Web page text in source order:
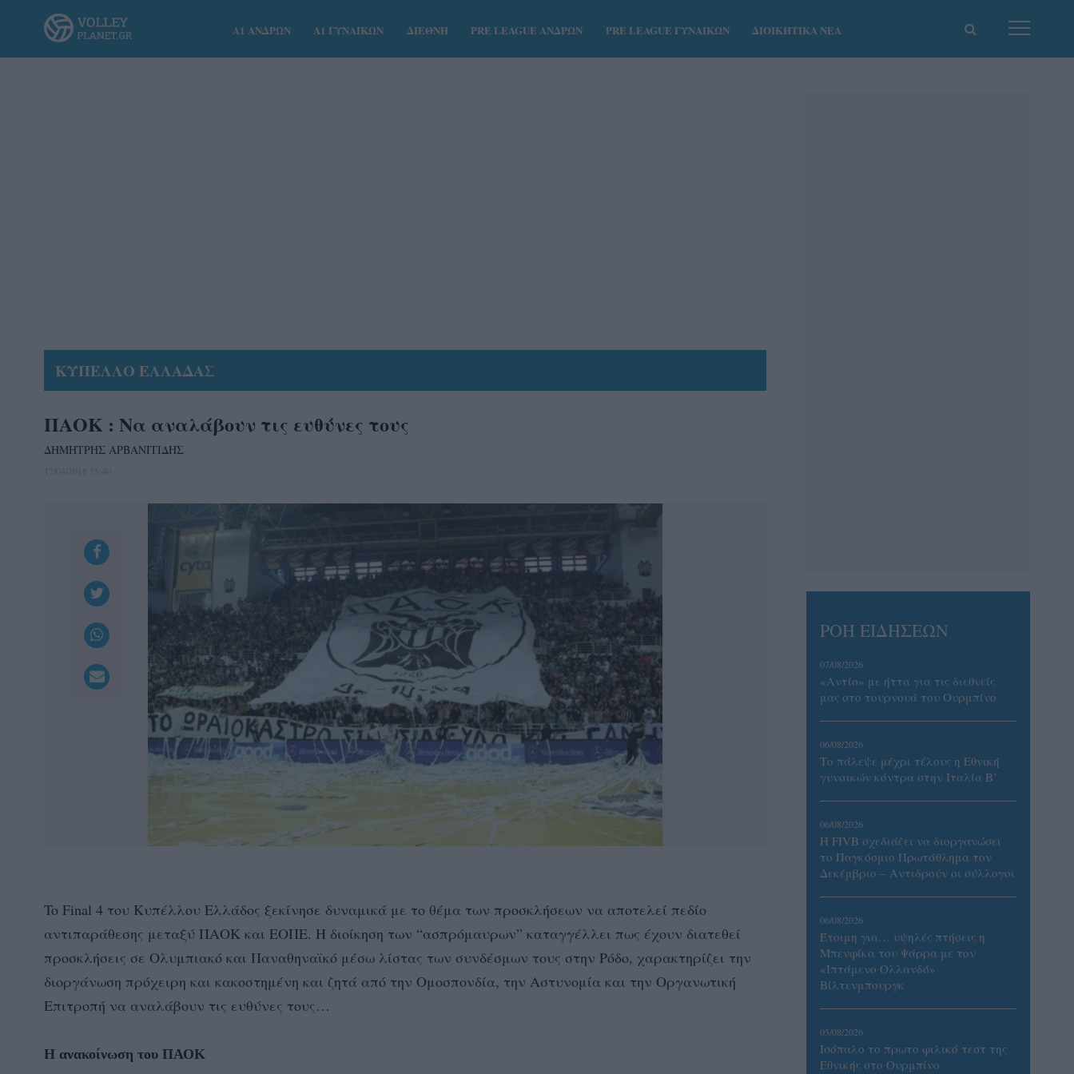
Α1 ΑΝΔΡΩΝ Α1 ΓΥΝΑΙΚΩΝ ΔΙΕΘΝΗ PRE LEAGUE ΑΝΔΡΩΝ PRE LEAGUE ΓΥΝΑΙΚΩΝ ΔΙΟΙΚΗΤΙΚΑ ΝΕΑ
ΚΥΠΕΛΛΟ ΕΛΛΑΔΑΣ
ΠΑΟΚ : Να αναλάβουν τις ευθύνες τους
ΔΗΜΗΤΡΗΣ ΑΡΒΑΝΙΤΙΔΗΣ
To Final 4 του Κυπέλλου Ελλάδος ξεκίνησε δυναμικά με το θέμα των προσκλήσεων να αποτελεί πεδίο
αντιπαράθεσης μεταξύ ΠΑΟΚ και ΕΟΠΕ. Η διοίκηση των “ασπρόμαυρων” καταγγέλλει πως έχουν διατεθεί
προσκλήσεις σε Ολυμπιακό και Παναθηναϊκό μέσω λίστας των συνδέσμων τους στην Ρόδο, χαρακτηρίζει την
διοργάνωση πρόχειρη και κακοστημένη και ζητά από την Ομοσπονδία, την Αστυνομία και την Οργανωτική
Επιτροπή να αναλάβουν τις ευθύνες τους…
Η ανακοίνωση του ΠΑΟΚ
ΡΟΗ ΕΙΔΗΣΕΩΝ
07/08/2026
«Αντίο» με ήττα για τις διεθνείς
μας στο τουρνουά του Ουρμπίνο
06/08/2026
Το πάλεψε μέχρι τέλους η Εθνική
γυναικών κόντρα στην Ιταλία Β’
06/08/2026
Η FIVB σχεδιάζει να διοργανώσει
το Παγκόσμιο Πρωτάθλημα τον
Δεκέμβριο – Αντιδρούν οι σύλλογοι
06/08/2026
Έτοιμη για… υψηλές πτήσεις η
Μπενφίκα του Ψάρρα με τον
«Ιπτάμενο Ολλανδό»
Βίλτενμπουργκ
05/08/2026
Ισόπαλο το πρωτο φιλικό τεστ της
Εθνικής στο Ουρμπίνο